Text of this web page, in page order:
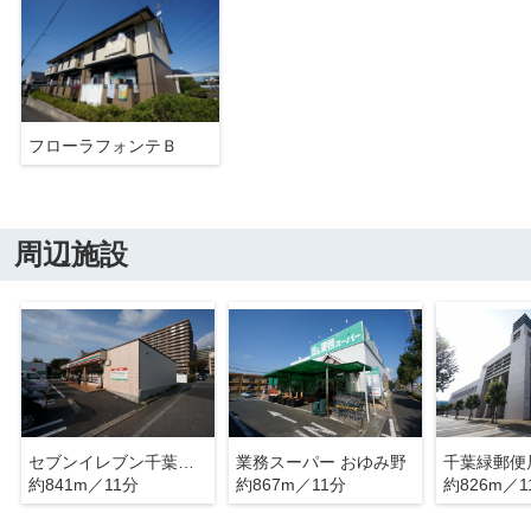
フローラフォンテＢ
周辺施設
セブンイレブン千葉おゆみ野3丁目店
約841m／11分
業務スーパー おゆみ野
約867m／11分
千葉緑郵便
約826m／